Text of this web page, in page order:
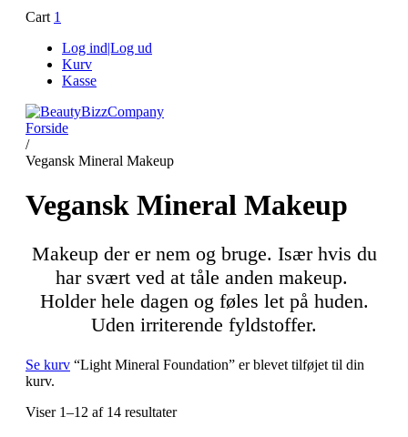
Cart 1
Log ind|Log ud
Kurv
Kasse
Forside
/
Vegansk Mineral Makeup
Vegansk Mineral Makeup
Makeup der er nem og bruge. Især hvis du
har svært ved at tåle anden makeup.
Holder hele dagen og føles let på huden.
Uden irriterende fyldstoffer.
Se kurv “Light Mineral Foundation” er blevet tilføjet til din
kurv.
Viser 1–12 af 14 resultater